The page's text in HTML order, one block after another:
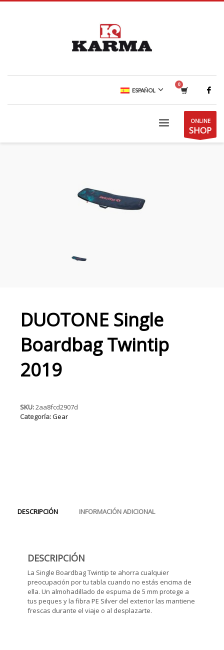
ESPAÑOL
ONLINE
SHOP
DUOTONE Single
Boardbag Twintip
2019
SKU:2aa8fcd2907d
Categoría:Gear
DESCRIPCIÓN INFORMACIÓN ADICIONAL
DESCRIPCIÓN
La Single Boardbag Twintip te ahorra cualquier
preocupación por tu tabla cuando no estás encima de
ella. Un almohadillado de espuma de 5 mm protege a
tus peques y la fibra PE Silver del exterior las mantiene
frescas durante el viaje o al desplazarte.